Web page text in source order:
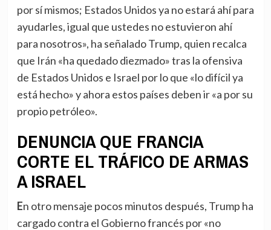
por sí mismos; Estados Unidos ya no estará ahí para
ayudarles, igual que ustedes no estuvieron ahí
para nosotros», ha señalado Trump, quien recalca
que Irán «ha quedado diezmado» tras la ofensiva
de Estados Unidos e Israel por lo que «lo difícil ya
está hecho» y ahora estos países deben ir «a por su
propio petróleo».
DENUNCIA QUE FRANCIA
CORTE EL TRÁFICO DE ARMAS
A ISRAEL
En otro mensaje pocos minutos después, Trump ha
cargado contra el Gobierno francés por «no